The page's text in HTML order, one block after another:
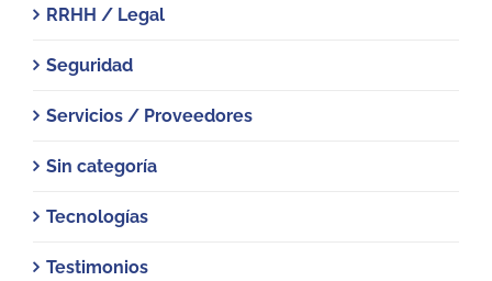
RRHH / Legal
Seguridad
Servicios / Proveedores
Sin categoría
Tecnologías
Testimonios